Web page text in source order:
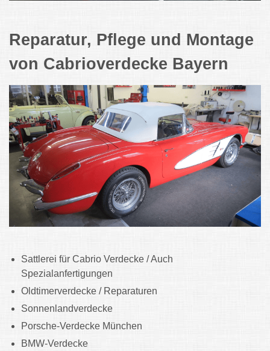
Reparatur, Pflege und Montage
von Cabrioverdecke Bayern
Sattlerei für Cabrio Verdecke / Auch
Spezialanfertigungen
Oldtimerverdecke / Reparaturen
Sonnenlandverdecke
Porsche-Verdecke München
BMW-Verdecke